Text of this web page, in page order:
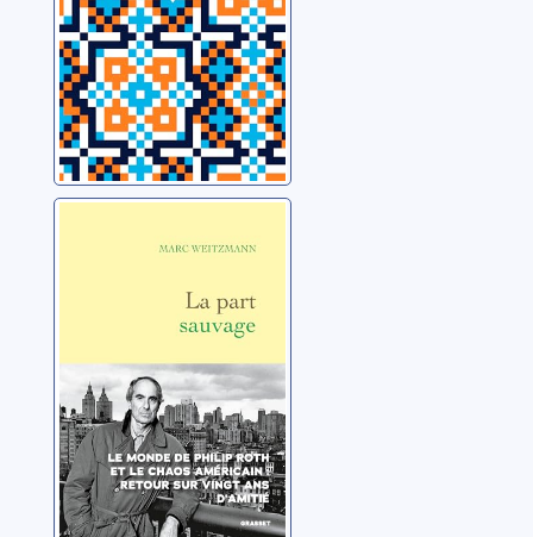
[le monde de
Philip Roth et le
sur vingt ans
d'amitié]
Weitzmann, Marc